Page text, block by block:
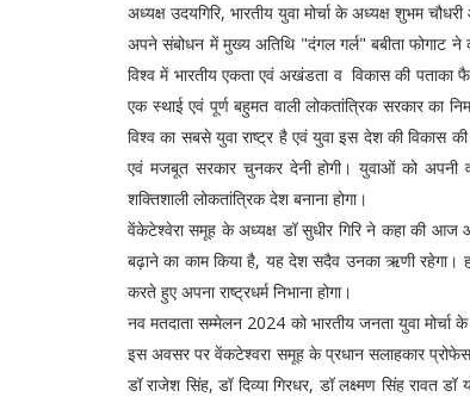
अध्यक्ष उदयगिरि, भारतीय युवा मोर्चा के अध्यक्ष शुभम
अपने संबोधन में मुख्य अतिथि "दंगल गर्ल" बबीता फोगाट
विश्व में भारतीय एकता एवं अखंडता व विकास की पताका
एक स्थाई एवं पूर्ण बहुमत वाली लोकतांत्रिक सरकार का
विश्व का सबसे युवा राष्ट्र है एवं युवा इस देश की
एवं मजबूत सरकार चुनकर देनी होगी। युवाओं को अपनी
शक्तिशाली लोकतांत्रिक देश बनाना होगा।
वेंकेटेश्वेरा समूह के अध्यक्ष डॉ सुधीर गिरि ने कहा की आज
बढ़ाने का काम किया है, यह देश सदैव उनका ऋणी रहेगा।
करते हुए अपना राष्ट्रधर्म निभाना होगा।
नव मतदाता सम्मेलन 2024 को भारतीय जनता युवा मोर्चा के
इस अवसर पर वेंकटेश्वरा समूह के प्रधान सलाहकार
डॉ राजेश सिंह, डॉ दिव्या गिरधर, डॉ लक्ष्मण सिंह रावत